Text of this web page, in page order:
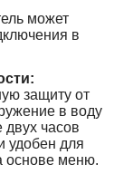
может
в
защиту от
в воду
двух часов
удобен для
основе меню.